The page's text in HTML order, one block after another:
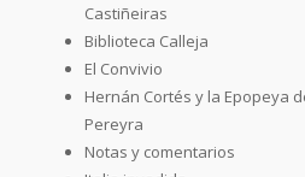
Castiñeiras
Biblioteca Calleja
El Convivio
Hernán Cortés y la Epopeya
Pereyra
Notas y comentarios